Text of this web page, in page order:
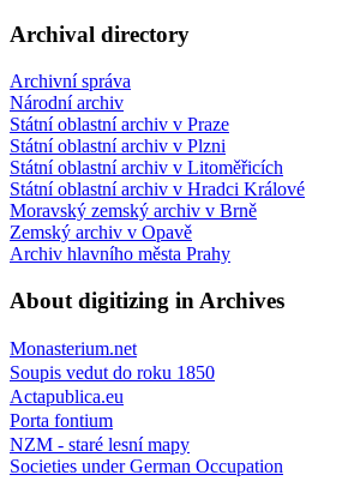
Archival directory
Archivní správa
Národní archiv
Státní oblastní archiv v Praze
Státní oblastní archiv v Plzni
Státní oblastní archiv v Litoměřicích
Státní oblastní archiv v Hradci Králové
Moravský zemský archiv v Brně
Zemský archiv v Opavě
Archiv hlavního města Prahy
About digitizing in Archives
Monasterium.net
Soupis vedut do roku 1850
Actapublica.eu
Porta fontium
NZM - staré lesní mapy
Societies under German Occupation